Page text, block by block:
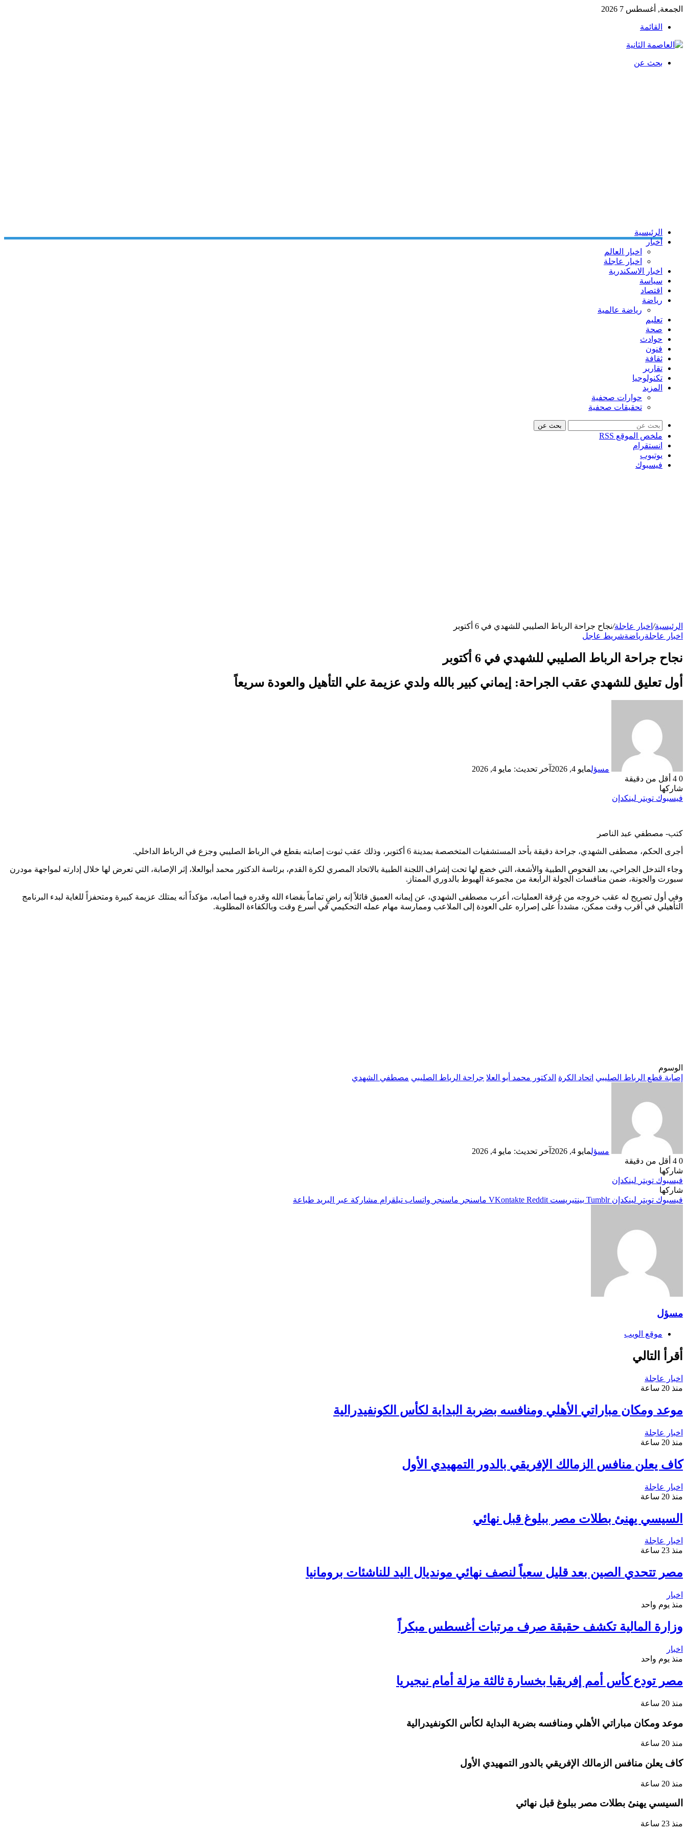
الجمعة, أغسطس 7 2026
القائمة
بحث عن
الرئيسية
اخبار
اخبار العالم
اخبار عاجلة
اخبار الاسكندرية
سياسة
اقتصاد
رياضة
رياضة عالمية
تعليم
صحة
حوادث
فنون
ثقافة
تقارير
تكنولوجيا
المزيد
حوارات صحفية
تحقيقات صحفية
بحث عن
ملخص الموقع RSS
انستقرام
يوتيوب
فيسبوك
الرئيسية/ اخبار عاجلة/نجاح جراحة الرباط الصليبي للشهدي في 6 أكتوبر
اخبار عاجلةرياضةشريط عاجل
نجاح جراحة الرباط الصليبي للشهدي في 6 أكتوبر
أول تعليق للشهدي عقب الجراحة: إيماني كبير بالله ولدي عزيمة علي التأهيل والعودة سريعاً
مسؤلمايو 4, 2026
آخر تحديث: مايو 4, 2026
0
أقل من دقيقة
شاركها
فيسبوك تويتر لينكدإن
كتب- مصطفي عبد الناصر
أجرى الحكم، مصطفى الشهدي، جراحة دقيقة بأحد المستشفيات المتخصصة بمدينة 6 أكتوبر، وذلك عقب ثبوت إصابته بقطع في الرباط الصليبي وجزع في الرباط الداخلي.
وجاء التدخل الجراحي، بعد الفحوص الطبية والأشعة، التي خضع لها تحت إشراف اللجنة الطبية بالاتحاد المصري لكرة القدم، برئاسة الدكتور محمد أبوالعلا، إثر الإصابة، التي تعرض لها خلال إدارته لمواجهة مودرن
سبورت والجونة، ضمن منافسات الجولة الرابعة من مجموعة الهبوط بالدوري الممتاز.
وفي أول تصريح له عقب خروجه من غرفة العمليات، أعرب مصطفى الشهدي، عن إيمانه العميق قائلاً إنه راضٍ تماماً بقضاء الله وقدره فيما أصابه، مؤكداً أنه يمتلك عزيمة كبيرة ومتحفزاً للغاية لبدء البرنامج
التأهيلي في أقرب وقت ممكن، مشدداً على إصراره على العودة إلى الملاعب وممارسة مهام عمله التحكيمي في أسرع وقت وبالكفاءة المطلوبة.
الوسوم
إصابة قطع الرباط الصليبي اتحاد الكرة الدكتور محمد أبو العلا جراحة الرباط الصليبي مصطفي الشهدي
مسؤلمايو 4, 2026
آخر تحديث: مايو 4, 2026
0
أقل من دقيقة
شاركها
فيسبوك تويتر لينكدإن
شاركها
فيسبوك تويتر لينكدإن بينتيريست ماسنجر ماسنجر واتساب تيلقرام مشاركة عبر البريد طباعة
مسؤل
موقع الويب
أقرأ التالي
اخبار عاجلة
منذ 20 ساعة
موعد ومكان مباراتي الأهلي ومنافسه بضربة البداية لكأس الكونفيدرالية
اخبار عاجلة
منذ 20 ساعة
كاف يعلن منافس الزمالك الإفريقي بالدور التمهيدي الأول
اخبار عاجلة
منذ 20 ساعة
السيسي يهنئ بطلات مصر ببلوغ قبل نهائي
اخبار عاجلة
منذ 23 ساعة
مصر تتحدي الصين بعد قليل سعياً لنصف نهائي مونديال اليد للناشئات برومانيا
اخبار
منذ يوم واحد
وزارة المالية تكشف حقيقة صرف مرتبات أغسطس مبكراً
اخبار
منذ يوم واحد
مصر تودع كأس أمم إفريقيا بخسارة ثالثة مزلة أمام نيجيريا
منذ 20 ساعة
موعد ومكان مباراتي الأهلي ومنافسه بضربة البداية لكأس الكونفيدرالية
منذ 20 ساعة
كاف يعلن منافس الزمالك الإفريقي بالدور التمهيدي الأول
منذ 20 ساعة
السيسي يهنئ بطلات مصر ببلوغ قبل نهائي
منذ 23 ساعة